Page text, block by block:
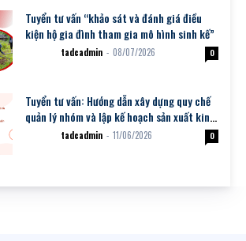
Tuyển tư vấn “khảo sát và đánh giá điều
kiện hộ gia đình tham gia mô hình sinh kế”
tadcadmin - 08/07/2026 0
Tuyển tư vấn: Hướng dẫn xây dựng quy chế
quản lý nhóm và lập kế hoạch sản xuất kinh
doanh cho: (i) NSK nuôi...
tadcadmin - 11/06/2026 0